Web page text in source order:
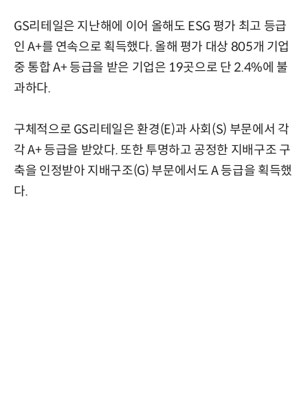
GS리테일은 지난해에 이어 올해도 ESG 평가 최고 등급
인 A+를 연속으로 획득했다. 올해 평가 대상 805개 기업
중 통합 A+ 등급을 받은 기업은 19곳으로 단 2.4%에 불
과하다.
구체적으로 GS리테일은 환경(E)과 사회(S) 부문에서 각
각 A+ 등급을 받았다. 또한 투명하고 공정한 지배구조 구
축을 인정받아 지배구조(G) 부문에서도 A 등급을 획득했
다.